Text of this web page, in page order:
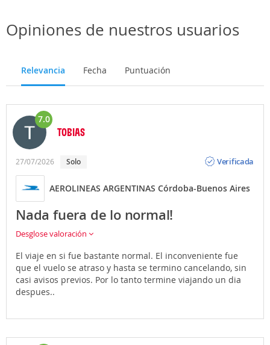
Opiniones de nuestros usuarios
Relevancia Fecha Puntuación
7.0
TOBIAS
27/07/2026 Solo
Verificada
AEROLINEAS ARGENTINAS Córdoba-Buenos Aires
Nada fuera de lo normal!
Desglose valoración
El viaje en si fue bastante normal. El inconveniente fue
que el vuelo se atraso y hasta se termino cancelando, sin
casi avisos previos. Por lo tanto termine viajando un dia
despues..